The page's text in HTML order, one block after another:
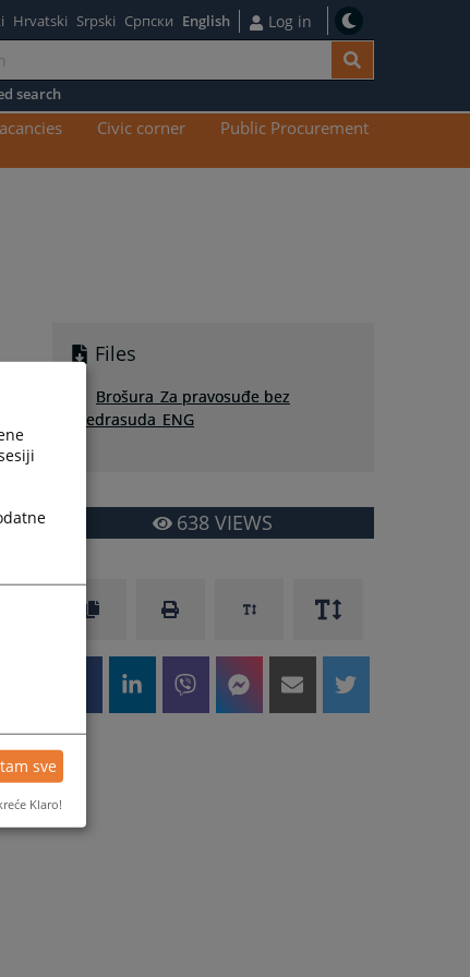
Hrvatski Srpski Српски English Log in
search
Civic corner
Public Procurement
Files
Brošura_Za pravosuđe bez
predrasuda_ENG
638 VIEWS
sve
Klaro!